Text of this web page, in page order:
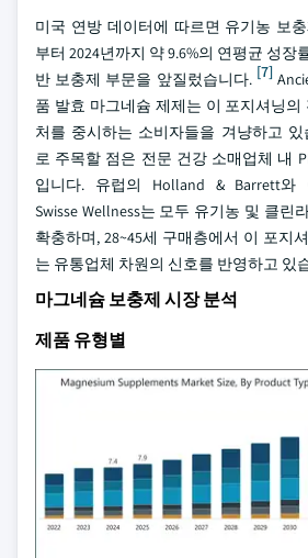
미국 연방 데이터에 따르면 유기농 보
부터 2024년까지 약 9.6%의 연평균 성장
반 보충제 부문을 앞질렀습니다. [7]
품 발효 마그네슘 제제는 이 포지셔닝의
처를 중시하는 소비자들을 겨냥하고
로 주목할 점은 전문 건강 소매업체 내
입니다. 유럽의 Holland & Barrett와
Swisse Wellness는 모두 유기농 및 클린
확충하며, 28~45세 구매층에서 이 포지
는 유통업체 차원의 신호를 반영하고 있
마그네슘 보충제 시장 분석
제품 유형별